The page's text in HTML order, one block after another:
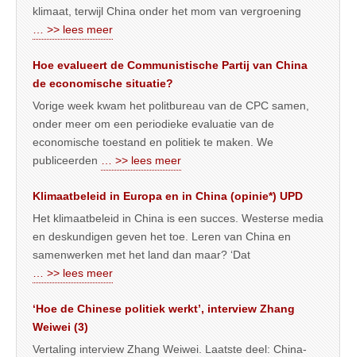
klimaat, terwijl China onder het mom van vergroening
… >> lees meer
Hoe evalueert de Communistische Partij van China
de economische situatie?
Vorige week kwam het politbureau van de CPC samen,
onder meer om een periodieke evaluatie van de
economische toestand en politiek te maken. We
publiceerden … >> lees meer
Klimaatbeleid in Europa en in China (opinie*) UPD
Het klimaatbeleid in China is een succes. Westerse media
en deskundigen geven het toe. Leren van China en
samenwerken met het land dan maar? ‘Dat
… >> lees meer
‘Hoe de Chinese politiek werkt’, interview Zhang
Weiwei (3)
Vertaling interview Zhang Weiwei. Laatste deel: China-